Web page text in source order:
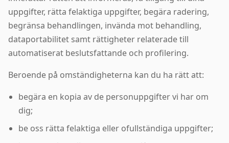
uppgifter, rätta felaktiga uppgifter, begära radering,
begränsa behandlingen, invända mot behandling,
dataportabilitet samt rättigheter relaterade till
automatiserat beslutsfattande och profilering.
Beroende på omständigheterna kan du ha rätt att:
begära en kopia av de personuppgifter vi har om
dig;
be oss rätta felaktiga eller ofullständiga uppgifter;